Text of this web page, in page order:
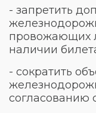
- запретить
провожающих
наличии
- сократить
согласованию